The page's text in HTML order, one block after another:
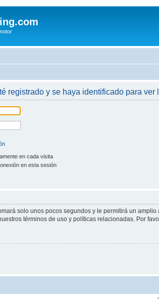
registrado y se haya identificado para ver
en cada visita
en esta sesión
solo unos pocos segundos y le permitirá un
términos de uso y políticas relacionadas. Por